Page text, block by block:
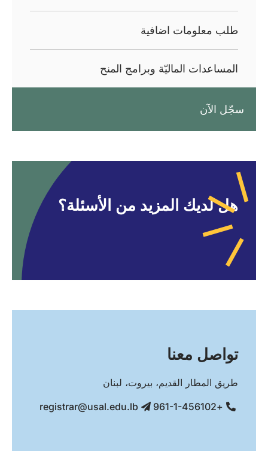
طلب معلومات اضافية
المساعدات الماليّة وبرامج المنح
سجّل الآن
هل لديك المزيد من الأسئلة؟
تواصل معنا
طريق المطار القديم، بيروت، لبنان
+961-1-456102
registrar@usal.edu.lb